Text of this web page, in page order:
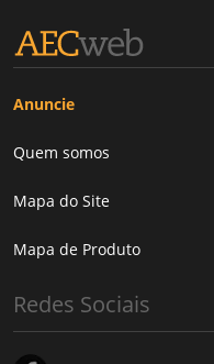
Anuncie
Quem somos
Mapa do Site
Mapa de Produto
Redes Sociais